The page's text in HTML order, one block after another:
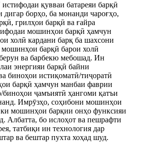
қувваи батареяи барқӣ
дигар борҳо, ба монанди чароғҳо,
грилҳои барқӣ ва ғайра
мошинҳои барқӣ ҳамчун
холӣ кардани барқ ​​ба шахсони
барқӣ барои холӣ
ва барбекю мебошад. Ин
энергияи барқӣ байни
биноҳои истиқоматӣ/тиҷоратӣ
барқӣ ҳамчун манбаи фаврии
биноҳои ҷамъиятӣ ҳангоми қатъи
Имрӯзҳо, соҳибони мошинҳои
мошинҳои барқии онҳо функсияи
Албатта, бо ислоҳот ва пешрафти
татбиқи ин технология дар
ва бештар пухта хоҳад шуд.